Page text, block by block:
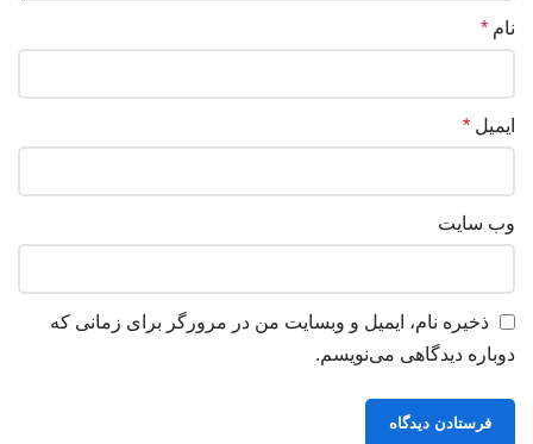
نام *
ایمیل *
وب‌ سایت
ذخیره نام، ایمیل و وبسایت من در مرورگر برای زمانی که
دوباره دیدگاهی می‌نویسم.